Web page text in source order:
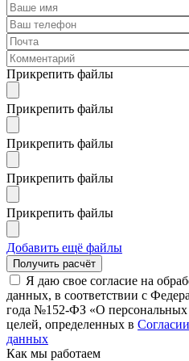
Прикрепить файлы
Прикрепить файлы
Прикрепить файлы
Прикрепить файлы
Прикрепить файлы
Добавить ещё файлы
Я даю свое согласие на
данных, в соответствии с
года №152-ФЗ «О персональных
целей, определенных в
данных
Как мы работаем